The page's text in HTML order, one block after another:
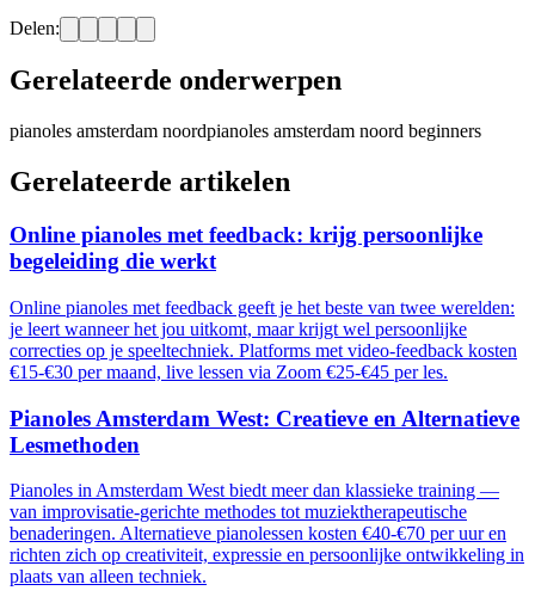
Delen:
Gerelateerde onderwerpen
pianoles amsterdam noordpianoles amsterdam noord beginners
Gerelateerde artikelen
Online pianoles met feedback: krijg persoonlijke
begeleiding die werkt
Online pianoles met feedback geeft je het beste van twee werelden:
je leert wanneer het jou uitkomt, maar krijgt wel persoonlijke
correcties op je speeltechniek. Platforms met video-feedback kosten
€15-€30 per maand, live lessen via Zoom €25-€45 per les.
Pianoles Amsterdam West: Creatieve en Alternatieve
Lesmethoden
Pianoles in Amsterdam West biedt meer dan klassieke training —
van improvisatie-gerichte methodes tot muziektherapeutische
benaderingen. Alternatieve pianolessen kosten €40-€70 per uur en
richten zich op creativiteit, expressie en persoonlijke ontwikkeling in
plaats van alleen techniek.